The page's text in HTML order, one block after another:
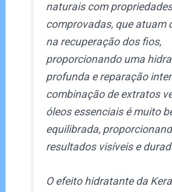
naturais com
comprovadas, que atuam
na recuperação dos fios,
proporcionando uma
profunda e reparação
combinação de extratos
óleos essenciais é muito
equilibrada,
resultados visíveis e
O efeito hidratante da